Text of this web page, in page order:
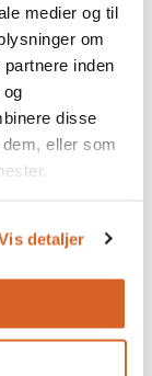
medier og til
om
inden
disse
eller som
detaljer